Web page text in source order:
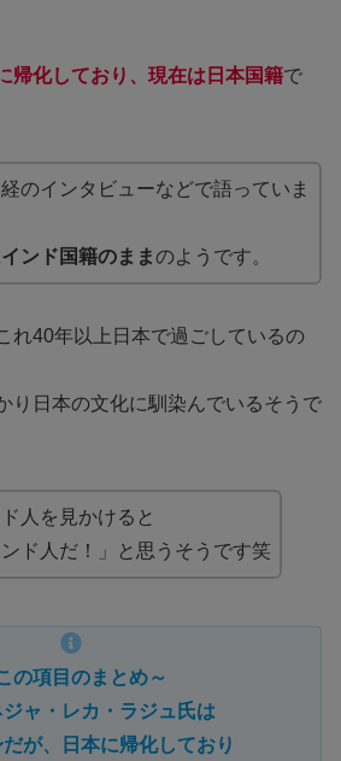
帰化しており、現在は日本国籍で
のインタビューなどで語っていま
ンド国籍のままのようです。
れ40年以上日本で過ごしているの
り日本の文化に馴染んでいるそうで
人を見かけると
ンド人だ！」と思うそうです笑
の項目のまとめ～
ャ・レカ・ラジュ氏は
が、日本に帰化しており